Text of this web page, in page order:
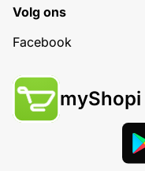
Volg ons
Facebook
myShopi